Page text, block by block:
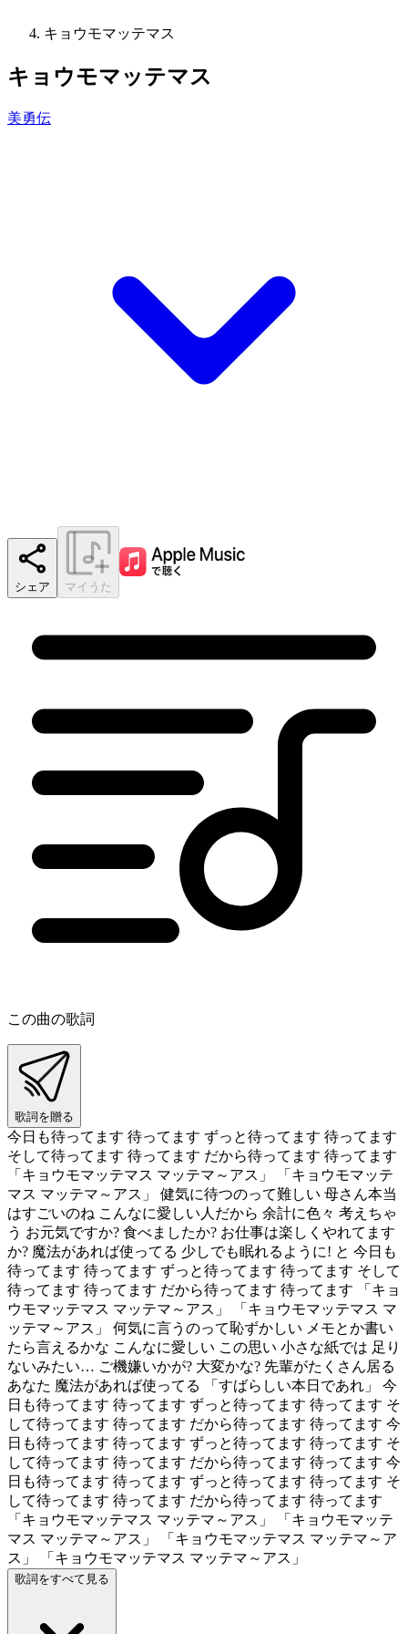
キョウモマッテマス
キョウモマッテマス
美勇伝
シェア マイうた
この曲の歌詞
歌詞を贈る
今日も待ってます 待ってます ずっと待ってます 待ってます
そして待ってます 待ってます だから待ってます 待ってます
「キョウモマッテマス マッテマ～アス」 「キョウモマッテ
マス マッテマ～アス」 健気に待つのって難しい 母さん本当
はすごいのね こんなに愛しい人だから 余計に色々 考えちゃ
う お元気ですか? 食べましたか? お仕事は楽しくやれてます
か? 魔法があれば使ってる 少しでも眠れるように! と 今日も
待ってます 待ってます ずっと待ってます 待ってます そして
待ってます 待ってます だから待ってます 待ってます 「キョ
ウモマッテマス マッテマ～アス」 「キョウモマッテマス マ
ッテマ～アス」 何気に言うのって恥ずかしい メモとか書い
たら言えるかな こんなに愛しい この思い 小さな紙では 足り
ないみたい… ご機嫌いかが? 大変かな? 先輩がたくさん居る
あなた 魔法があれば使ってる 「すばらしい本日であれ」 今
日も待ってます 待ってます ずっと待ってます 待ってます そ
して待ってます 待ってます だから待ってます 待ってます 今
日も待ってます 待ってます ずっと待ってます 待ってます そ
して待ってます 待ってます だから待ってます 待ってます 今
日も待ってます 待ってます ずっと待ってます 待ってます そ
して待ってます 待ってます だから待ってます 待ってます
「キョウモマッテマス マッテマ～アス」 「キョウモマッテ
マス マッテマ～アス」 「キョウモマッテマス マッテマ～ア
ス」 「キョウモマッテマス マッテマ～アス」
歌詞をすべて見る